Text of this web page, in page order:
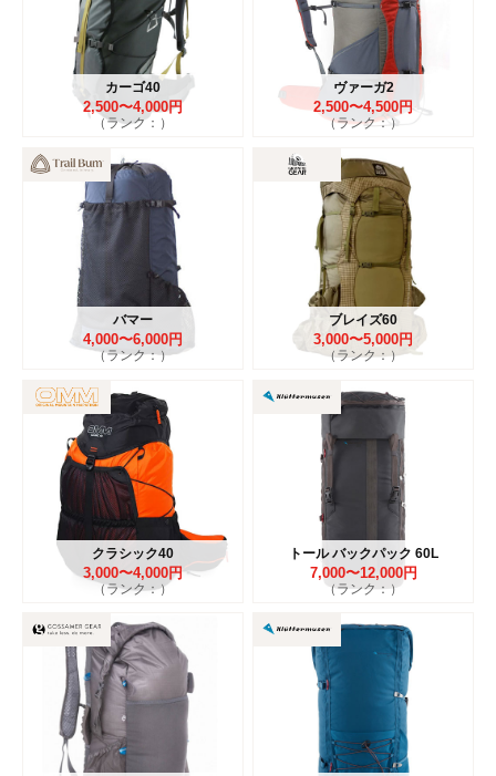
カーゴ40
2,500〜4,000円
（ランク：）
ヴァーガ2
2,500〜4,500円
（ランク：）
バマー
4,000〜6,000円
（ランク：）
ブレイズ60
3,000〜5,000円
（ランク：）
クラシック40
3,000〜4,000円
（ランク：）
トール バックパック 60L
7,000〜12,000円
（ランク：）